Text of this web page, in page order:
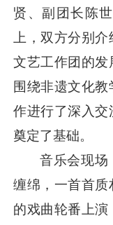
贤、副团长陈
上，双方分别
文艺工作团的发
围绕非遗文化
作进行了深入交
奠定了基础。
音乐会现场
缠绵，一首首质
的戏曲轮番上演